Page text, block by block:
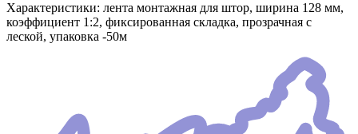
Характеристики: лента монтажная для штор, ширина 128 мм,
коэффициент 1:2, фиксированная складка, прозрачная с
леской, упаковка -50м